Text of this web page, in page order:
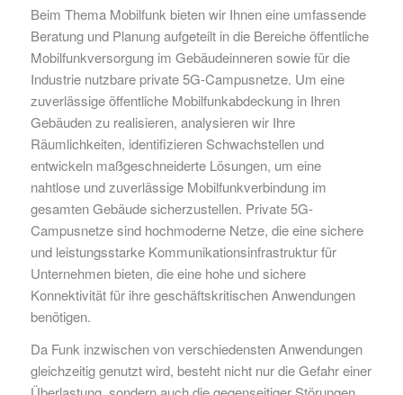
Beim Thema Mobilfunk bieten wir Ihnen eine umfassende
Beratung und Planung aufgeteilt in die Bereiche öffentliche
Mobilfunkversorgung im Gebäudeinneren sowie für die
Industrie nutzbare private 5G-Campusnetze. Um eine
zuverlässige öffentliche Mobilfunkabdeckung in Ihren
Gebäuden zu realisieren, analysieren wir Ihre
Räumlichkeiten, identifizieren Schwachstellen und
entwickeln maßgeschneiderte Lösungen, um eine
nahtlose und zuverlässige Mobilfunkverbindung im
gesamten Gebäude sicherzustellen. Private 5G-
Campusnetze sind hochmoderne Netze, die eine sichere
und leistungsstarke Kommunikationsinfrastruktur für
Unternehmen bieten, die eine hohe und sichere
Konnektivität für ihre geschäftskritischen Anwendungen
benötigen.
Da Funk inzwischen von verschiedensten Anwendungen
gleichzeitig genutzt wird, besteht nicht nur die Gefahr einer